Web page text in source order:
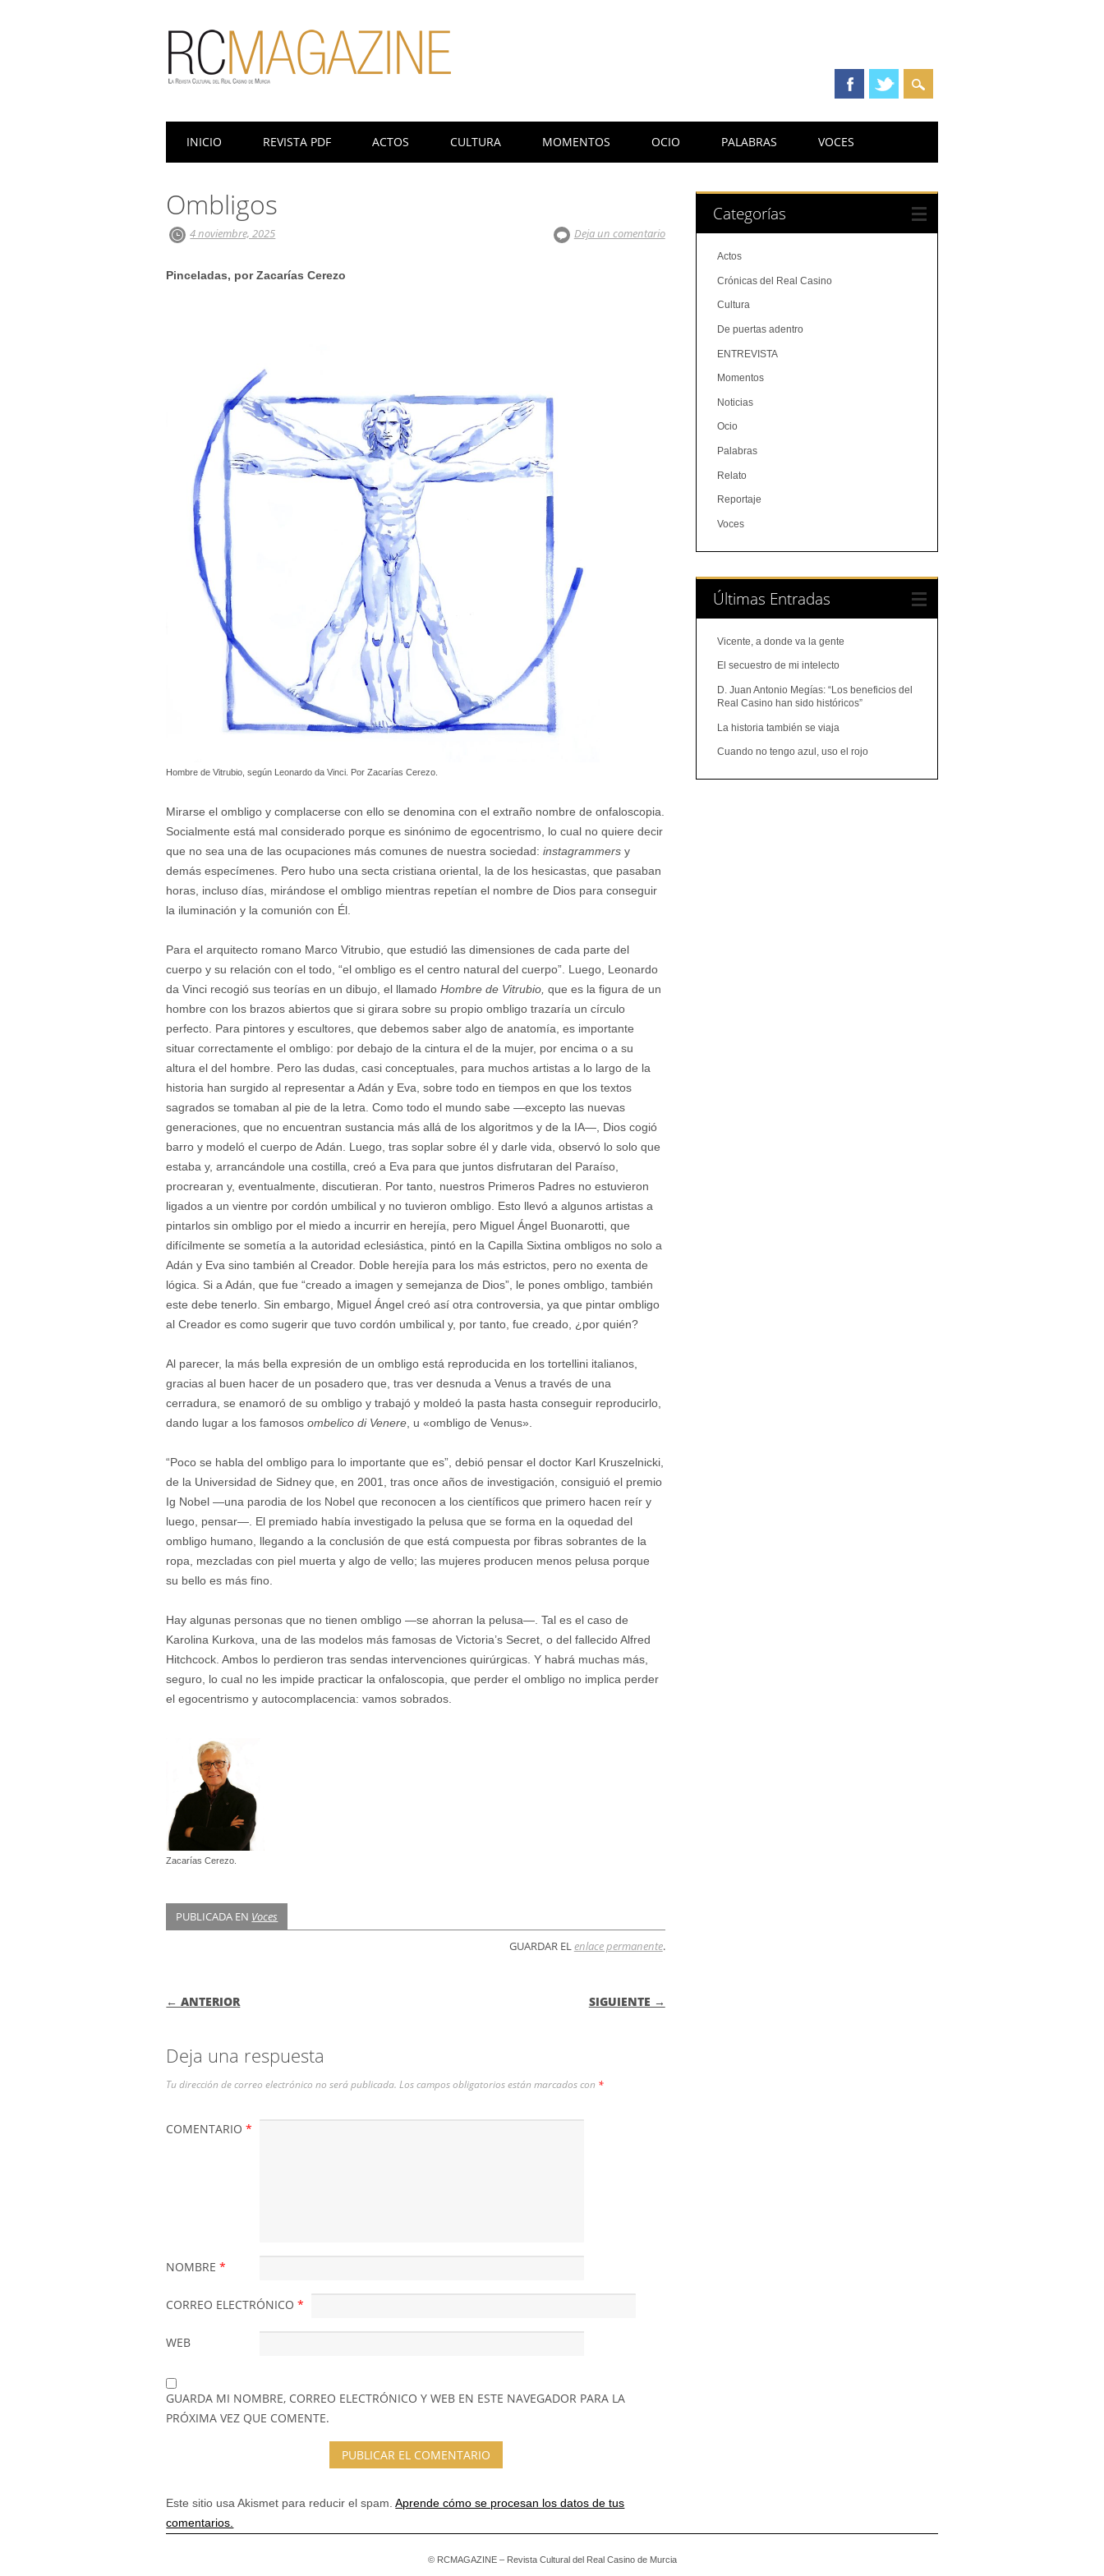
Menú principal
INICIO REVISTA PDF ACTOS CULTURA MOMENTOS OCIO PALABRAS VOCES
Ombligos
4 noviembre, 2025 Deja un comentario
Pinceladas, por Zacarías Cerezo
Hombre de Vitrubio, según Leonardo da Vinci. Por Zacarías Cerezo.
Mirarse el ombligo y complacerse con ello se denomina con el extraño nombre de onfaloscopia.
Socialmente está mal considerado porque es sinónimo de egocentrismo, lo cual no quiere decir
que no sea una de las ocupaciones más comunes de nuestra sociedad:instagrammers y
demás especímenes. Pero hubo una secta cristiana oriental, la de los hesicastas, que pasaban
horas, incluso días, mirándose el ombligo mientras repetían el nombre de Dios para conseguir
la iluminación y la comunión con Él.
Para el arquitecto romano Marco Vitrubio, que estudió las dimensiones de cada parte del
cuerpo y su relación con el todo, “el ombligo es el centro natural del cuerpo”. Luego, Leonardo
da Vinci recogió sus teorías en un dibujo, el llamadoHombre de Vitrubio,que es la figura de un
hombre con los brazos abiertos que si girara sobre su propio ombligo trazaría un círculo
perfecto. Para pintores y escultores, que debemos saber algo de anatomía, es importante
situar correctamente el ombligo: por debajo de la cintura el de la mujer, por encima o a su
altura el del hombre. Pero las dudas, casi conceptuales, para muchos artistas a lo largo de la
historia han surgido al representar a Adán y Eva, sobre todo en tiempos en que los textos
sagrados se tomaban al pie de la letra. Como todo el mundo sabe —excepto las nuevas
generaciones, que no encuentran sustancia más allá de los algoritmos y de la IA—, Dios cogió
barro y modeló el cuerpo de Adán. Luego, tras soplar sobre él y darle vida, observó lo solo que
estaba y, arrancándole una costilla, creó a Eva para que juntos disfrutaran del Paraíso,
procrearan y, eventualmente, discutieran. Por tanto, nuestros Primeros Padres no estuvieron
ligados a un vientre por cordón umbilical y no tuvieron ombligo. Esto llevó a algunos artistas a
pintarlos sin ombligo por el miedo a incurrir en herejía, pero Miguel Ángel Buonarotti, que
difícilmente se sometía a la autoridad eclesiástica, pintó en la Capilla Sixtina ombligos no solo a
Adán y Eva sino también al Creador. Doble herejía para los más estrictos, pero no exenta de
lógica. Si a Adán, que fue “creado a imagen y semejanza de Dios”, le pones ombligo, también
este debe tenerlo. Sin embargo, Miguel Ángel creó así otra controversia, ya que pintar ombligo
al Creador es como sugerir que tuvo cordón umbilical y, por tanto, fue creado, ¿por quién?
Al parecer, la más bella expresión de un ombligo está reproducida en los tortellini italianos,
gracias al buen hacer de un posadero que, tras ver desnuda a Venus a través de una
cerradura, se enamoró de su ombligo y trabajó y moldeó la pasta hasta conseguir reproducirlo,
dando lugar a los famososombelico di Venere , u «ombligo de Venus».
“Poco se habla del ombligo para lo importante que es”, debió pensar el doctor Karl Kruszelnicki,
de la Universidad de Sidney que, en 2001, tras once años de investigación, consiguió el premio
Ig Nobel —una parodia de los Nobel que reconocen a los científicos que primero hacen reír y
luego, pensar—. El premiado había investigado la pelusa que se forma en la oquedad del
ombligo humano, llegando a la conclusión de que está compuesta por fibras sobrantes de la
ropa, mezcladas con piel muerta y algo de vello; las mujeres producen menos pelusa porque
su bello es más fino.
Hay algunas personas que no tienen ombligo —se ahorran la pelusa—. Tal es el caso de
Karolina Kurkova, una de las modelos más famosas de Victoria’s Secret, o del fallecido Alfred
Hitchcock. Ambos lo perdieron tras sendas intervenciones quirúrgicas. Y habrá muchas más,
seguro, lo cual no les impide practicar la onfaloscopia, que perder el ombligo no implica perder
el egocentrismo y autocomplacencia: vamos sobrados.
Zacarías Cerezo.
PUBLICADA EN Voces
GUARDAR ELenlace permanente.
NAVEGACIÓN DE ENTRADAS
← ANTERIOR SIGUIENTE →
Deja una respuesta
Tu dirección de correo electrónico no será publicada. Los campos obligatorios están marcados con *
COMENTARIO*
NOMBRE*
CORREO ELECTRÓNICO*
WEB
GUARDA MI NOMBRE, CORREO ELECTRÓNICO Y WEB EN ESTE NAVEGADOR PARA LA
PRÓXIMA VEZ QUE COMENTE.
Este sitio usa Akismet para reducir el spam.Aprende cómo se procesan los datos de tus
comentarios.
Categorías
Actos
Crónicas del Real Casino
Cultura
De puertas adentro
ENTREVISTA
Momentos
Noticias
Ocio
Palabras
Relato
Reportaje
Voces
Últimas Entradas
Vicente, a donde va la gente
El secuestro de mi intelecto
D. Juan Antonio Megías: “Los beneficios del
Real Casino han sido históricos”
La historia también se viaja
Cuando no tengo azul, uso el rojo
© RCMAGAZINE – Revista Cultural del Real Casino de Murcia